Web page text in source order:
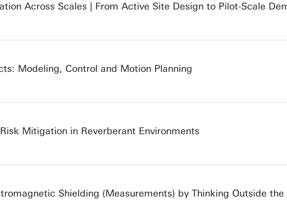
Across Scales | From Active Site Design to Pilot-Scale
Modeling, Control and Motion Planning
Mitigation in Reverberant Environments
Shielding (Measurements) by Thinking Outside the